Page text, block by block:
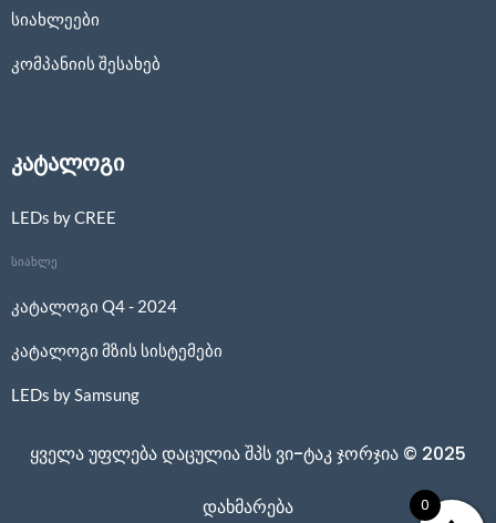
სიახლეები
კომპანიის შესახებ
კატალოგი
LEDs by CREE
სიახლე
კატალოგი Q4 - 2024
კატალოგი მზის სისტემები
LEDs by Samsung
ყველა უფლება დაცულია შპს ვი-ტაკ ჯორჯია © 2025
დახმარება 0